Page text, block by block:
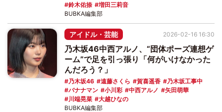
鈴木佑捺
増田三莉音
BUBKA編集部
アイドル・芸能
乃木坂46中西アルノ、“団体ポーズ連想ゲ
ーム”で足を引っ張り「何がいけなかった
んだろう？」
乃木坂46 遠藤さくら 賀喜遥香
乃木坂工事中
バナナマン
小川彩 中西アルノ
矢田萌華
川端晃菜
大越ひなの
2026-02-16 16:30
BUBKA編集部